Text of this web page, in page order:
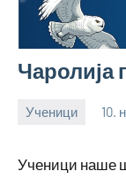
Чаролија
Ученици 10.
bstankovic
Ученици наше